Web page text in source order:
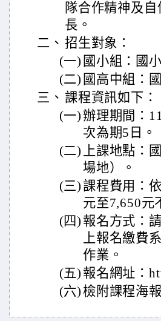
隊合作精神及
長。
二、 招生對象：
(一) 國小組：國
(二) 國高中組：
三、 課程資訊如下：
(一)辦理期間：
次為期5日。
(二) 上課地點：
場地）。
(三)課程費用：
元至7,650元
(四) 報名方式：
上報名繳費
作業。
(五) 報名網址：
(六) 檢附課程海